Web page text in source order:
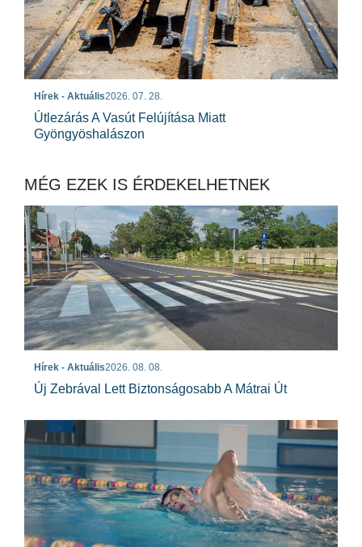
Hírek - Aktuális2026. 07. 28.
Útlezárás A Vasút Felújítása Miatt
Gyöngyöshalászon
MÉG EZEK IS ÉRDEKELHETNEK
Hírek - Aktuális2026. 08. 08.
Új Zebrával Lett Biztonságosabb A Mátrai Út